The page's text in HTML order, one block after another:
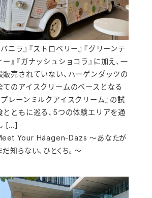
Your Häagen-Dazs ～あなたが
だ知らない、ひとくち。～
バニラ』『ストロベリー』『グリーンテ
ー』『ガナッシュショコラ』に加え、一
販売されていない、ハーゲンダッツの
てのアイスクリームのベースとなる
プレーンミルクアイスクリーム』の試
とともに巡る、5つの体験エリアを通
[…]